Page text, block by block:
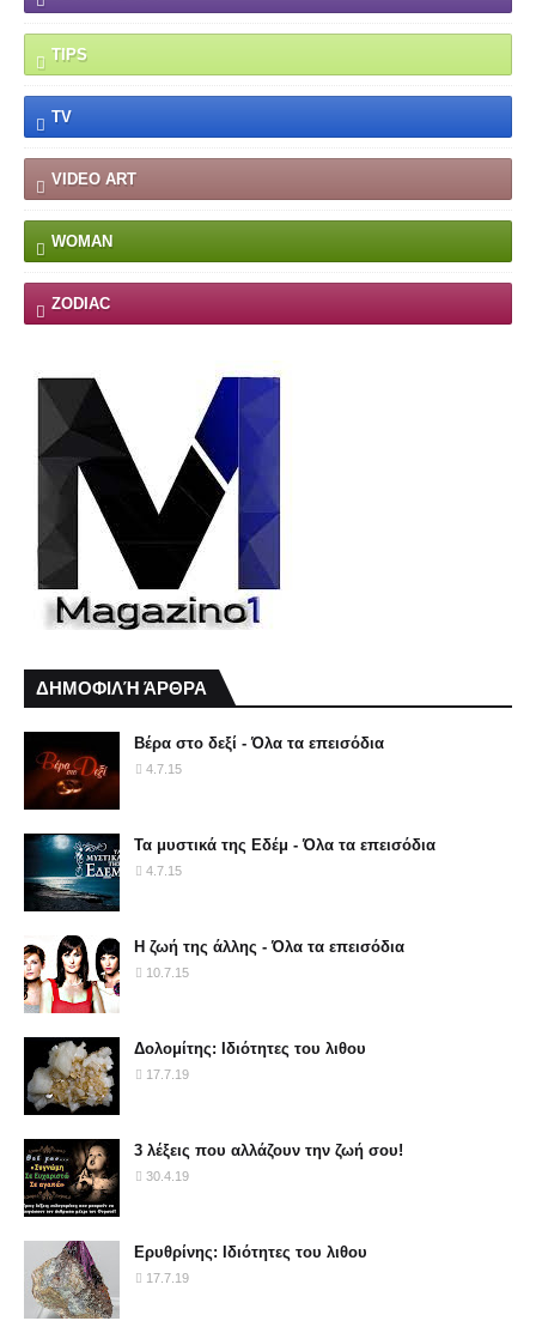
TIPS
TV
VIDEO ART
WOMAN
ZODIAC
ΔΗΜΟΦΙΛΉ ΆΡΘΡΑ
Βέρα στο δεξί - Όλα τα επεισόδια
4.7.15
Τα μυστικά της Εδέμ - Όλα τα επεισόδια
4.7.15
Η ζωή της άλλης - Όλα τα επεισόδια
10.7.15
Δολομίτης: Ιδιότητες του λιθου
17.7.19
3 λέξεις που αλλάζουν την ζωή σου!
30.4.19
Ερυθρίνης: Ιδιότητες του λιθου
17.7.19